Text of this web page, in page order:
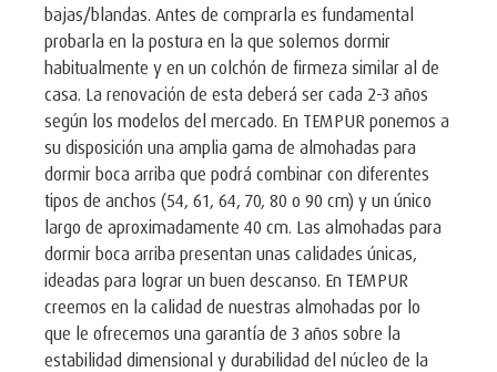
bajas/blandas. Antes de comprarla es fundamental
probarla en la postura en la que solemos dormir
habitualmente y en un colchón de firmeza similar al de
casa. La renovación de esta deberá ser cada 2-3 años
según los modelos del mercado. En TEMPUR ponemos a
su disposición una amplia gama de almohadas para
dormir boca arriba que podrá combinar con diferentes
tipos de anchos (54, 61, 64, 70, 80 o 90 cm) y un único
largo de aproximadamente 40 cm. Las almohadas para
dormir boca arriba presentan unas calidades únicas,
ideadas para lograr un buen descanso. En TEMPUR
creemos en la calidad de nuestras almohadas por lo
que le ofrecemos una garantía de 3 años sobre la
estabilidad dimensional y durabilidad del núcleo de la